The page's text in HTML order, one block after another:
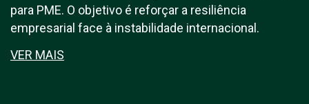
para PME. O objetivo é reforçar a resiliência
empresarial face à instabilidade internacional.
VER MAIS